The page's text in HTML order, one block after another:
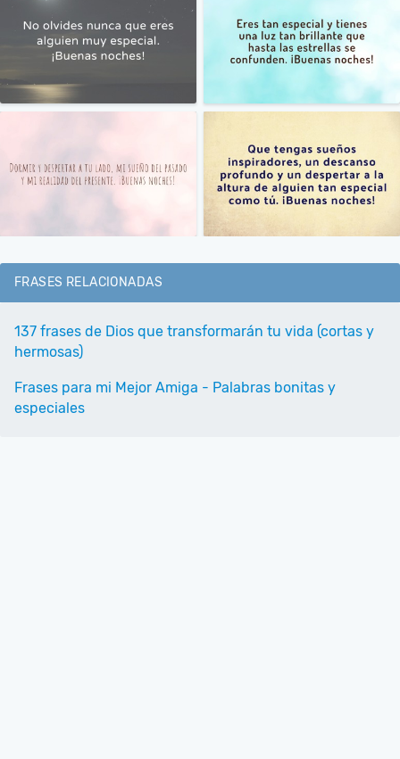
FRASES RELACIONADAS
137 frases de Dios que transformarán tu vida (cortas y
hermosas)
Frases para mi Mejor Amiga - Palabras bonitas y
especiales